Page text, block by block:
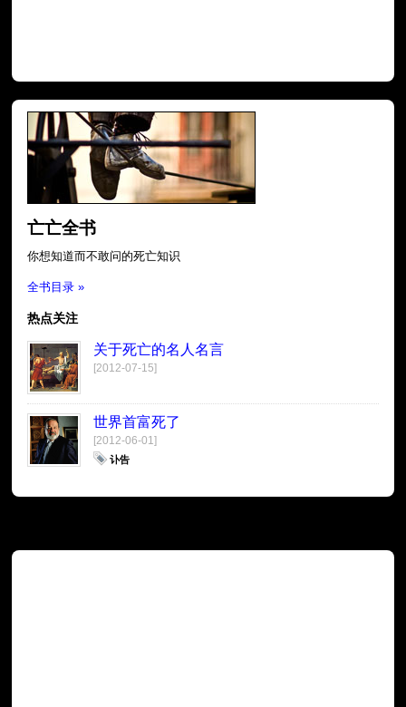
亡亡全书
你想知道而不敢问的死亡知识
全书目录 »
热点关注
关于死亡的名人名言
[2012-07-15]
世界首富死了
[2012-06-01]
讣告